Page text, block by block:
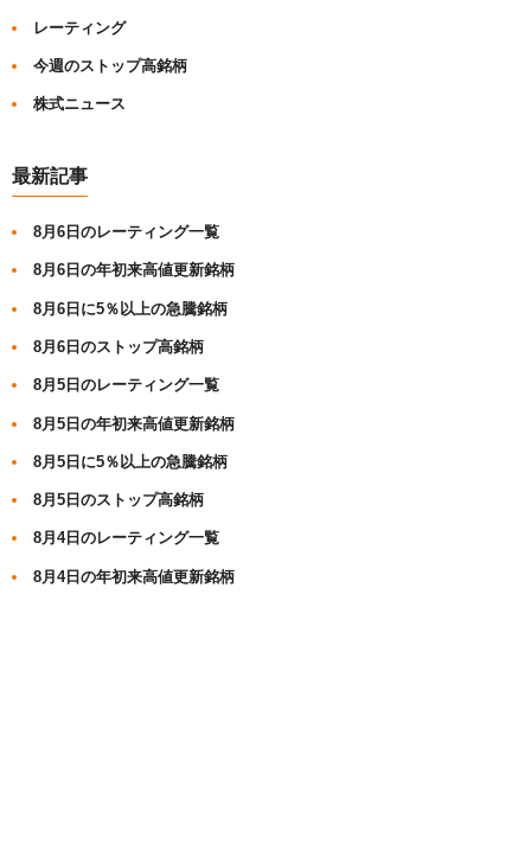
レーティング
今週のストップ高銘柄
株式ニュース
最新記事
8月6日のレーティング一覧
8月6日の年初来高値更新銘柄
8月6日に5％以上の急騰銘柄
8月6日のストップ高銘柄
8月5日のレーティング一覧
8月5日の年初来高値更新銘柄
8月5日に5％以上の急騰銘柄
8月5日のストップ高銘柄
8月4日のレーティング一覧
8月4日の年初来高値更新銘柄